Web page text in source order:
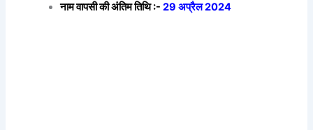
नाम वापसी की अंतिम तिथि :-29 अप्रैल 2024